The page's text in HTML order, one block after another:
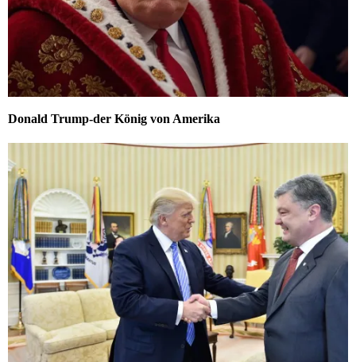
Donald Trump-der König von Amerika